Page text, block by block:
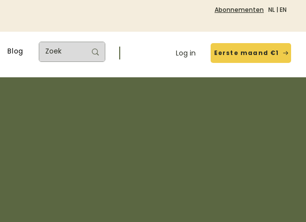
Abonnementen NL | EN
Blog Log in Eerste maand €1